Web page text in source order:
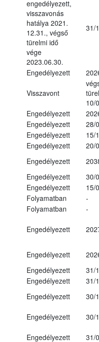
engedélyezett,
visszavonás
hatálya 2021.
12.31., végső
türelmi idő
vége
2023.06.30.
31/
Engedélyezett
Visszavont
10/
Engedélyezett
Engedélyezett
28/
Engedélyezett
15/
Engedélyezett
20/
Engedélyezett
Engedélyezett
30/
Engedélyezett
15/
Folyamatban
-
Folyamatban
-
Engedélyezett
Engedélyezett
Engedélyezett
31/
Engedélyezett
31/
Engedélyezett
30/
Engedélyezett
30/
Engedélyezett
31/